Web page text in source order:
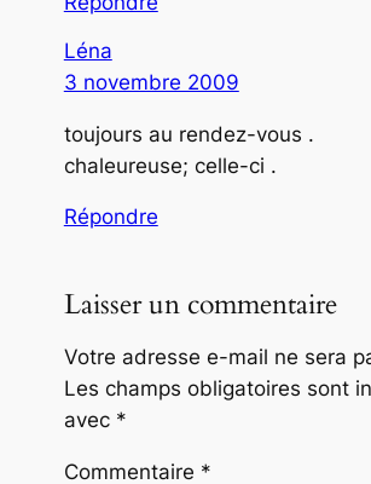
Léna
3 novembre 2009
toujours au rendez-vous .
chaleureuse; celle-ci .
Répondre
Laisser un commentaire
Votre adresse e-mail ne sera
Les champs obligatoires sont
avec *
Commentaire *